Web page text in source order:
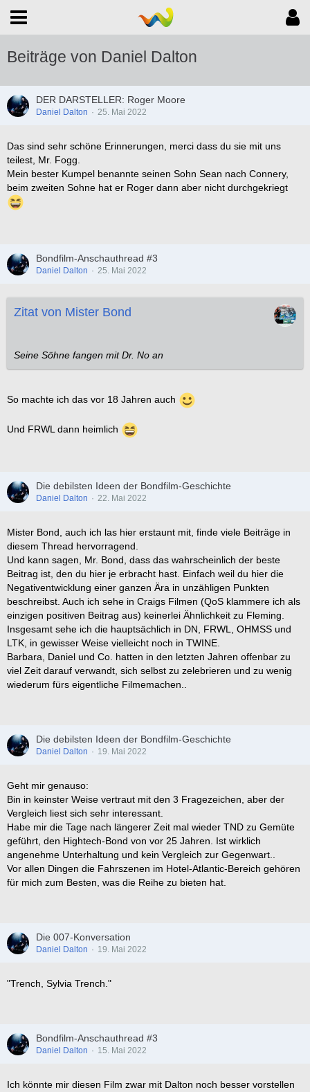
Beiträge von Daniel Dalton
DER DARSTELLER: Roger Moore
Daniel Dalton 25. Mai 2022
Das sind sehr schöne Erinnerungen, merci dass du sie mit uns
teilest, Mr. Fogg.
Mein bester Kumpel benannte seinen Sohn Sean nach Connery,
beim zweiten Sohne hat er Roger dann aber nicht durchgekriegt
Bondfilm-Anschauthread #3
Daniel Dalton 25. Mai 2022
Zitat von Mister Bond
Seine Söhne fangen mit Dr. No an
So machte ich das vor 18 Jahren auch
Und FRWL dann heimlich
Die debilsten Ideen der Bondfilm-Geschichte
Daniel Dalton 22. Mai 2022
Mister Bond, auch ich las hier erstaunt mit, finde viele Beiträge in
diesem Thread hervorragend.
Und kann sagen, Mr. Bond, dass das wahrscheinlich der beste
Beitrag ist, den du hier je erbracht hast. Einfach weil du hier die
Negativentwicklung einer ganzen Ära in unzähligen Punkten
beschreibst. Auch ich sehe in Craigs Filmen (QoS klammere ich als
einzigen positiven Beitrag aus) keinerlei Ähnlichkeit zu Fleming.
Insgesamt sehe ich die hauptsächlich in DN, FRWL, OHMSS und
LTK, in gewisser Weise vielleicht noch in TWINE.
Barbara, Daniel und Co. hatten in den letzten Jahren offenbar zu
viel Zeit darauf verwandt, sich selbst zu zelebrieren und zu wenig
wiederum fürs eigentliche Filmemachen..
Die debilsten Ideen der Bondfilm-Geschichte
Daniel Dalton 19. Mai 2022
Geht mir genauso:
Bin in keinster Weise vertraut mit den 3 Fragezeichen, aber der
Vergleich liest sich sehr interessant.
Habe mir die Tage nach längerer Zeit mal wieder TND zu Gemüte
geführt, den Hightech-Bond von vor 25 Jahren. Ist wirklich
angenehme Unterhaltung und kein Vergleich zur Gegenwart..
Vor allen Dingen die Fahrszenen im Hotel-Atlantic-Bereich gehören
für mich zum Besten, was die Reihe zu bieten hat.
Die 007-Konversation
Daniel Dalton 19. Mai 2022
"Trench, Sylvia Trench."
Bondfilm-Anschauthread #3
Daniel Dalton 15. Mai 2022
Ich könnte mir diesen Film zwar mit Dalton noch besser vorstellen